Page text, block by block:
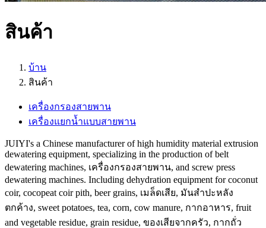
สินค้า
บ้าน
สินค้า
เครื่องกรองสายพาน
เครื่องแยกน้ำแบบสายพาน
JUIYI's a Chinese manufacturer of high humidity material extrusion
dewatering equipment, specializing in the production of belt
dewatering machines, เครื่องกรองสายพาน, and screw press
dewatering machines. Including dehydration equipment for coconut
coir, cocopeat coir pith, beer grains, เมล็ดเสีย, มันสำปะหลัง
ตกค้าง, sweet potatoes, tea, corn, cow manure, กากอาหาร, fruit
and vegetable residue, grain residue, ของเสียจากครัว, กากถั่ว